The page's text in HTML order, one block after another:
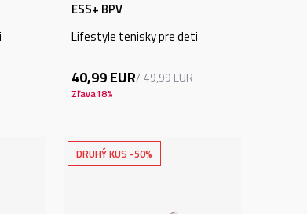
ESS+ BPV
Lifestyle tenisky pre deti
40,99EUR 49,99EUR
Zľava18%
DRUHÝ KUS -50%